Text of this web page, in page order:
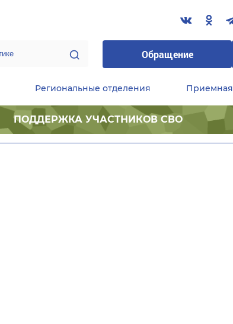
Обращение
Региональные отделения Приемная
ПОДДЕРЖКА УЧАСТНИКОВ СВО